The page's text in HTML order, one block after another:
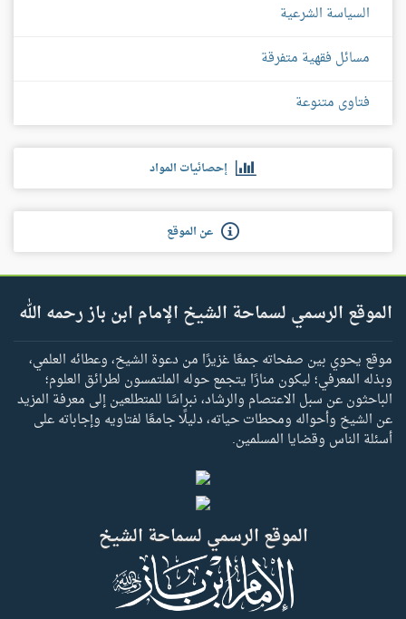
السياسة الشرعية
مسائل فقهية متفرقة
فتاوى متنوعة
إحصائيات المواد
عن الموقع
الموقع الرسمي لسماحة الشيخ الإمام ابن باز رحمه الله
موقع يحوي بين صفحاته جمعًا غزيرًا من دعوة الشيخ، وعطائه العلمي،
وبذله المعرفي؛ ليكون منارًا يتجمع حوله الملتمسون لطرائق العلوم؛
الباحثون عن سبل الاعتصام والرشاد، نبراسًا للمتطلعين إلى معرفة المزيد
عن الشيخ وأحواله ومحطات حياته، دليلًا جامعًا لفتاويه وإجاباته على
أسئلة الناس وقضايا المسلمين.
الموقع الرسمي لسماحة الشيخ